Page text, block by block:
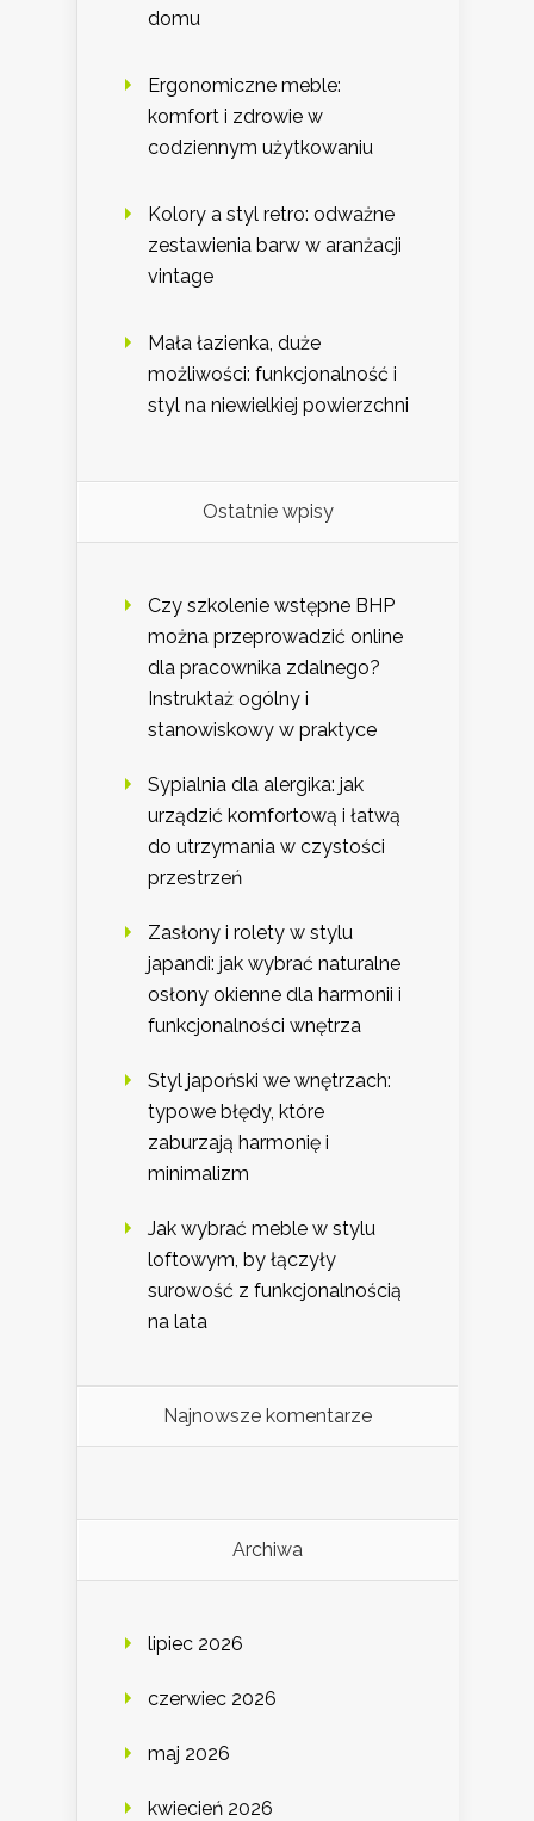
domu
Ergonomiczne meble:
komfort i zdrowie w
codziennym użytkowaniu
Kolory a styl retro: odważne
zestawienia barw w aranżacji
vintage
Mała łazienka, duże
możliwości: funkcjonalność i
styl na niewielkiej powierzchni
Ostatnie wpisy
Czy szkolenie wstępne BHP
można przeprowadzić online
dla pracownika zdalnego?
Instruktaż ogólny i
stanowiskowy w praktyce
Sypialnia dla alergika: jak
urządzić komfortową i łatwą
do utrzymania w czystości
przestrzeń
Zasłony i rolety w stylu
japandi: jak wybrać naturalne
osłony okienne dla harmonii i
funkcjonalności wnętrza
Styl japoński we wnętrzach:
typowe błędy, które
zaburzają harmonię i
minimalizm
Jak wybrać meble w stylu
loftowym, by łączyły
surowość z funkcjonalnością
na lata
Najnowsze komentarze
Archiwa
lipiec 2026
czerwiec 2026
maj 2026
kwiecień 2026